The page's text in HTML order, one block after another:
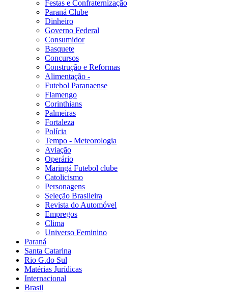
Festas e Confraternização
Paraná Clube
Dinheiro
Governo Federal
Consumidor
Basquete
Concursos
Construção e Reformas
Alimentação -
Futebol Paranaense
Flamengo
Corinthians
Palmeiras
Fortaleza
Polícia
Tempo - Meteorologia
Aviação
Operário
Maringá Futebol clube
Catolicismo
Personagens
Seleção Brasileira
Revista do Automóvel
Empregos
Clima
Universo Feminino
Paraná
Santa Catarina
Rio G.do Sul
Matérias Jurídicas
Internacional
Brasil